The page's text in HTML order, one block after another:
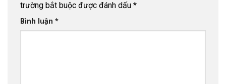
trường bắt buộc được đánh dấu *
Bình luận *